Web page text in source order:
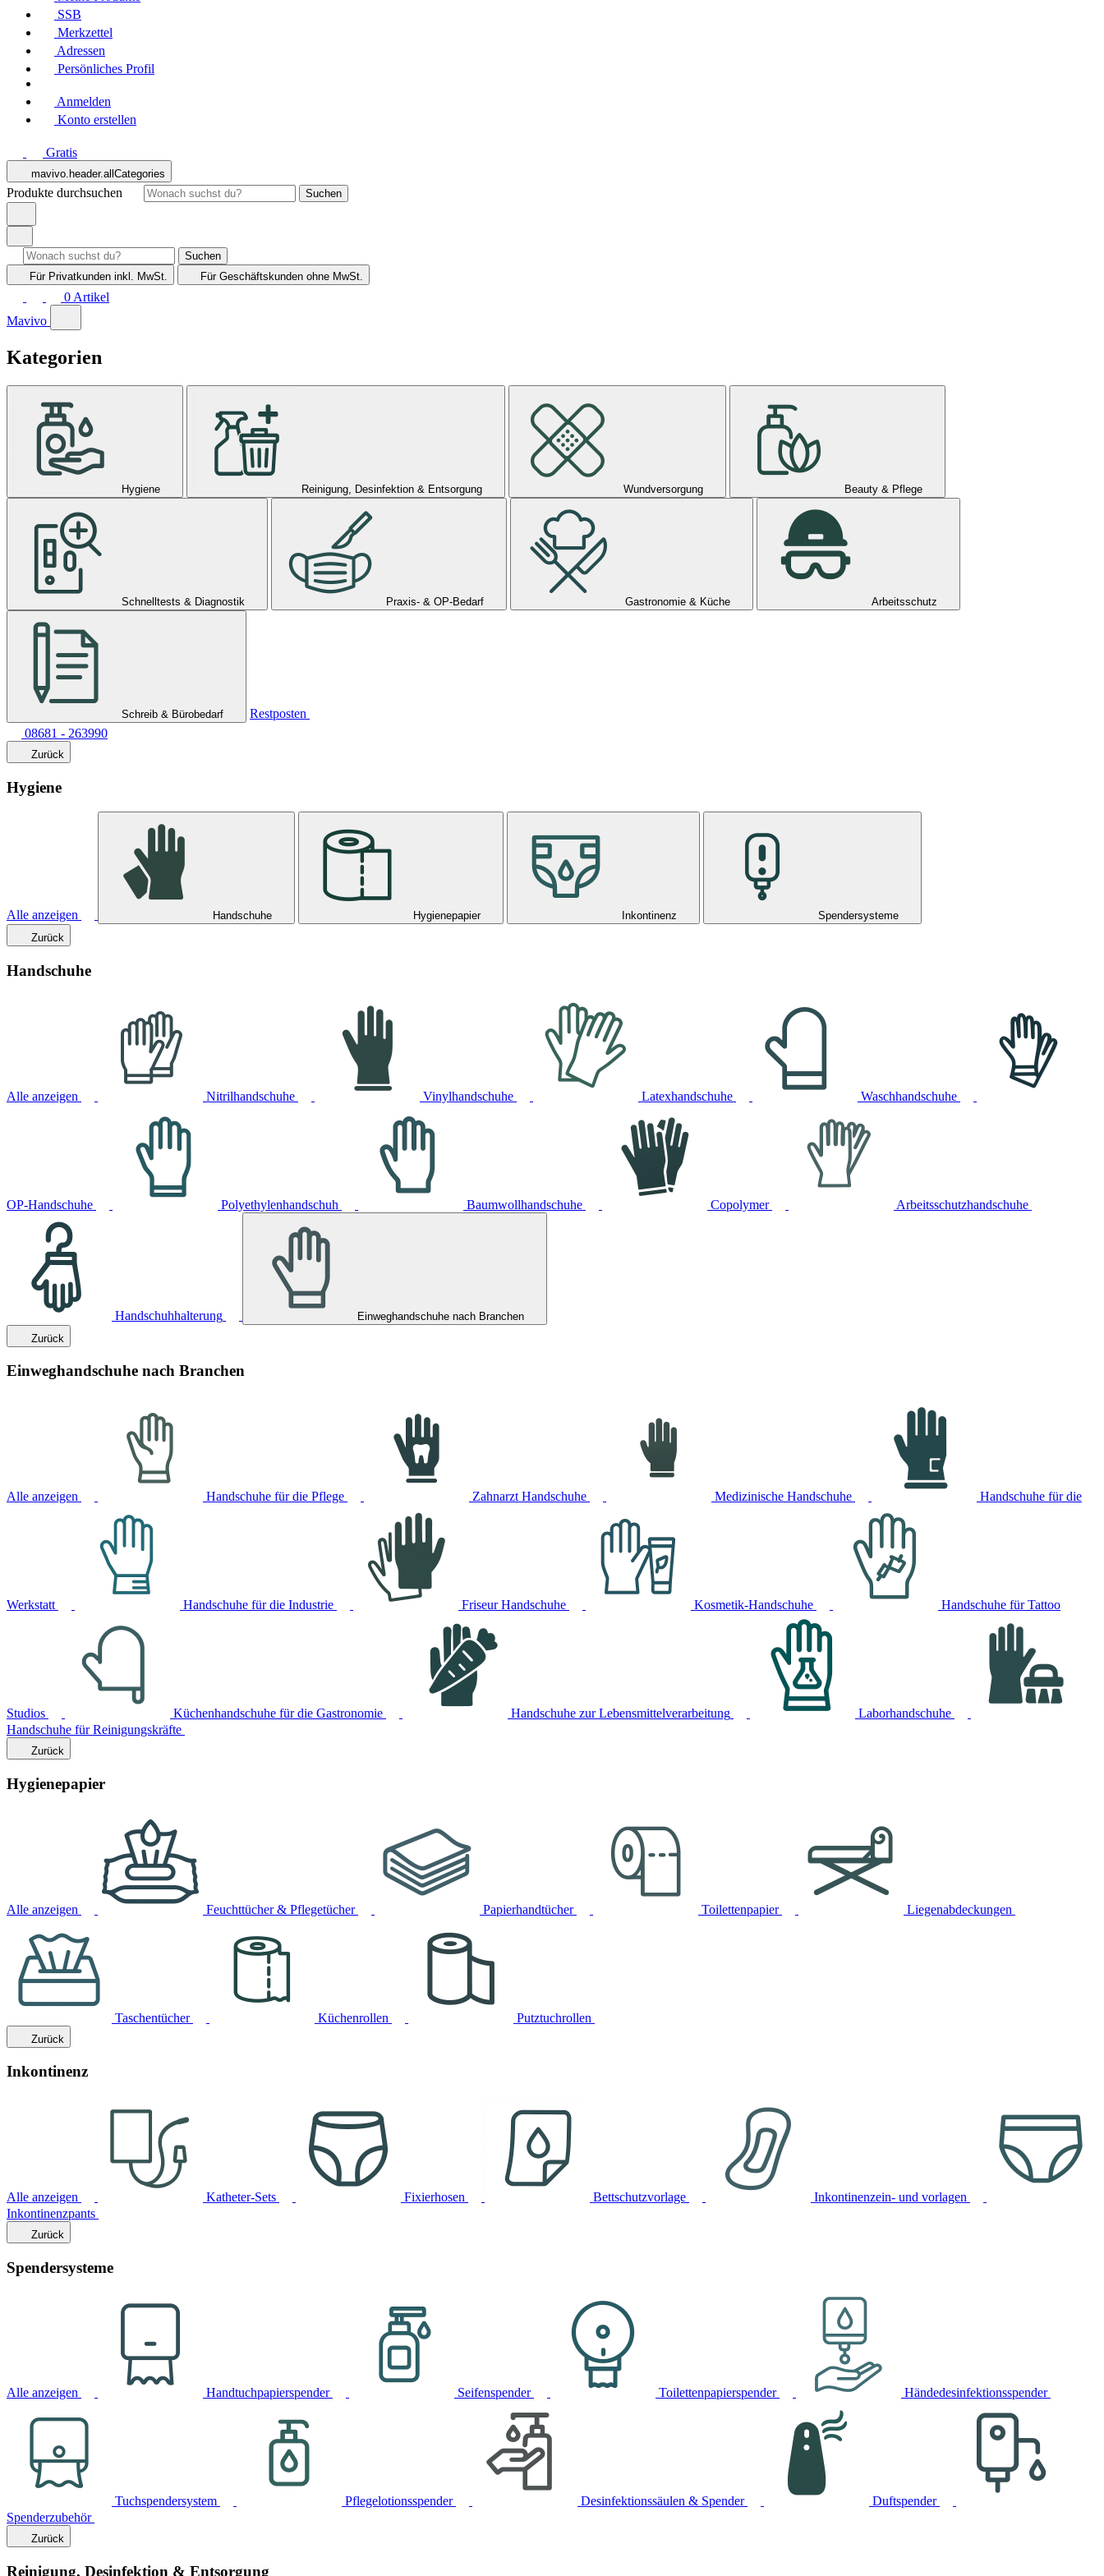
SSB
Merkzettel
Adressen
Persönliches Profil
Anmelden
Konto erstellen
Gratis
mavivo.header.allCategories
Produkte durchsuchen Suchen
Suchen
Für Privatkunden inkl. MwSt. Für Geschäftskunden ohne MwSt.
0 Artikel
Mavivo
Kategorien
Hygiene Reinigung, Desinfektion & Entsorgung Wundversorgung Beauty & Pflege
Schnelltests & Diagnostik Praxis- & OP-Bedarf Gastronomie & Küche Arbeitsschutz
Schreib & Bürobedarf
Restposten
08681 - 263990
Zurück
Hygiene
Alle anzeigen Handschuhe Hygienepapier Inkontinenz
Spendersysteme
Zurück
Handschuhe
Alle anzeigen Nitrilhandschuhe Vinylhandschuhe Latexhandschuhe Waschhandschuhe
OP-Handschuhe Polyethylenhandschuh Baumwollhandschuhe Copolymer Arbeitsschutzhandschuhe
Handschuhhalterung
Einweghandschuhe nach Branchen
Zurück
Einweghandschuhe nach Branchen
Alle anzeigen Handschuhe für die Pflege Zahnarzt Handschuhe Medizinische Handschuhe Handschuhe für die
Werkstatt Handschuhe für die Industrie Friseur Handschuhe Kosmetik-Handschuhe Handschuhe für Tattoo
Studios Küchenhandschuhe für die Gastronomie Handschuhe zur Lebensmittelverarbeitung
Laborhandschuhe
Handschuhe für Reinigungskräfte
Zurück
Hygienepapier
Alle anzeigen Feuchttücher & Pflegetücher Papierhandtücher Toilettenpapier Liegenabdeckungen
Taschentücher Küchenrollen Putztuchrollen
Zurück
Inkontinenz
Alle anzeigen Katheter-Sets Fixierhosen Bettschutzvorlage
Inkontinenzein- und vorlagen
Inkontinenzpants
Zurück
Spendersysteme
Alle anzeigen Handtuchpapierspender Seifenspender Toilettenpapierspender Händedesinfektionsspender
Tuchspendersystem Pflegelotionsspender Desinfektionssäulen & Spender
Duftspender
Spenderzubehör
Zurück
Reinigung, Desinfektion & Entsorgung